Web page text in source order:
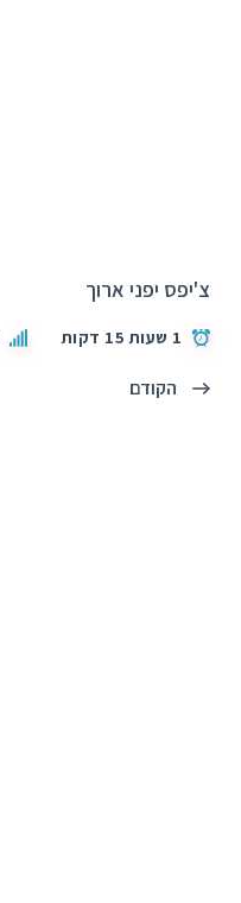
צ'יפס יפני ארוך
1 שעות 15 דקות